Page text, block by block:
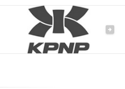
NEXT